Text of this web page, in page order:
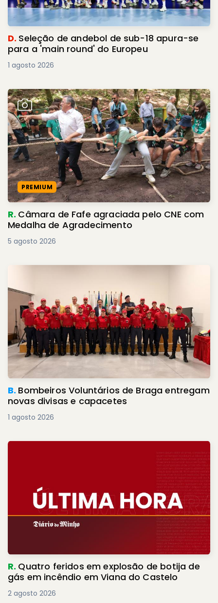
D. Seleção de andebol de sub-18 apura-se
para a 'main round' do Europeu
1 agosto 2026
PREMIUM
R. Câmara de Fafe agraciada pelo CNE com
Medalha de Agradecimento
5 agosto 2026
B. Bombeiros Voluntários de Braga entregam
novas divisas e capacetes
1 agosto 2026
R. Quatro feridos em explosão de botija de
gás em incêndio em Viana do Castelo
2 agosto 2026